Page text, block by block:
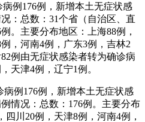
例176例，新增本土无症状感
：总数：31个省（自治区、直
。主要分布地区：上海88例，
，河南4例，广东3例，吉林2
例由无症状感染者转为确诊病
天津4例，辽宁1例。
病例176例，新增本土无症状感
情况：总数：176例。主要分布
川20例，天津8例，河南4例，